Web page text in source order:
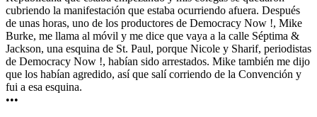
cubriendo la manifestación que estaba ocurriendo afuera. Después
de unas horas, uno de los productores de Democracy Now !, Mike
Burke, me llama al móvil y me dice que vaya a la calle Séptima &
Jackson, una esquina de St. Paul, porque Nicole y Sharif, periodistas
de Democracy Now !, habían sido arrestados. Mike también me dijo
que los habían agredido, así que salí corriendo de la Convención y
fui a esa esquina.
•••